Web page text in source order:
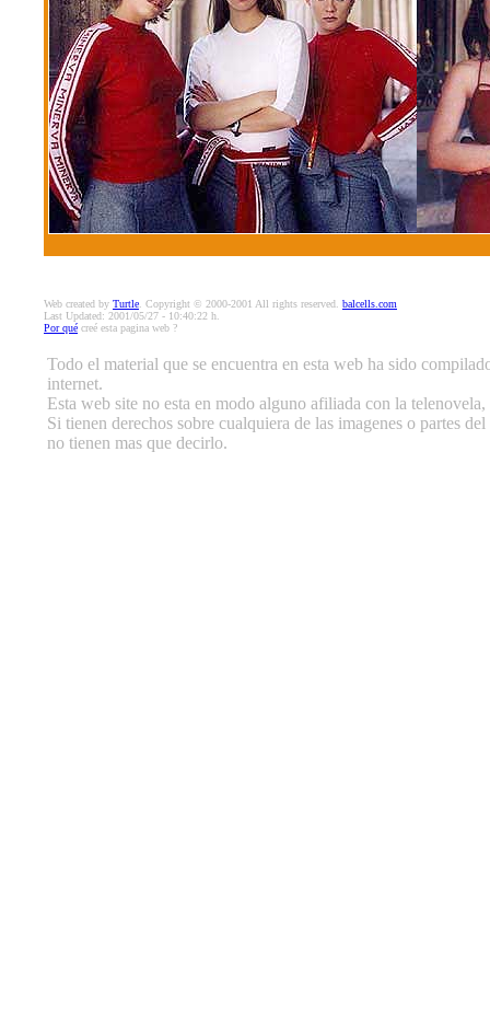
Web created by Turtle . Copyright © 2000-2001 All rights reserved. balcells.com
Last Updated: 2001/05/27 - 10:40:22 h.
Por qué creé esta pagina web ?
Todo el material que se encuentra en esta web ha sido
internet.
Esta web site no esta en modo alguno afiliada con la
Si tienen derechos sobre cualquiera de las imagenes o partes
no tienen mas que decirlo.